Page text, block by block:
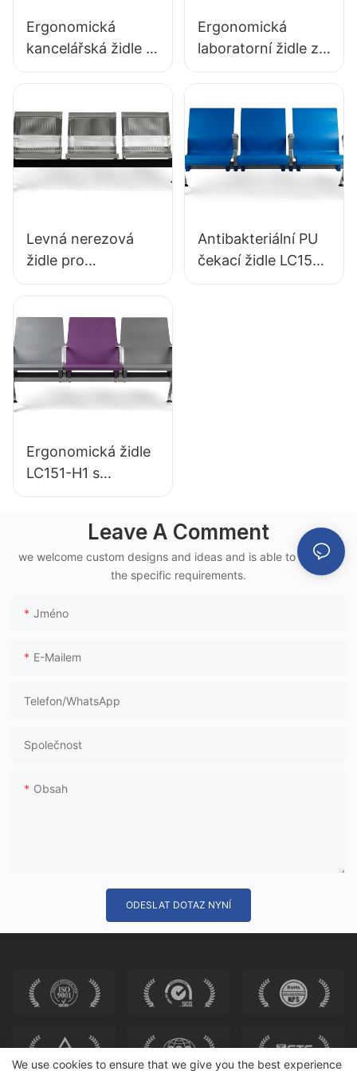
Ergonomická
kancelářská židle z
PU pěny IC091,
továrny, HEWEI
SEATING
Ergonomická
laboratorní židle z
odolné PU pěny
SEATING
Levná nerezová
židle pro
servírování LC153-
různé veřejné
prostory
Antibakteriální PU
čekací židle LC152
s hliníkovou
Ergonomická židle
LC151-H1 s
hliníkovým rámem
z polyuretanu pro
použití v terminálu
vysokorychlostních
Leave A Comment
we welcome custom designs and ideas and is able to cater to
the specific requirements.
Jméno
E-Mailem
Telefon/WhatsApp
Společnost
Obsah
ODESLAT DOTAZ NYNÍ
We use cookies to ensure that we give you the best experience